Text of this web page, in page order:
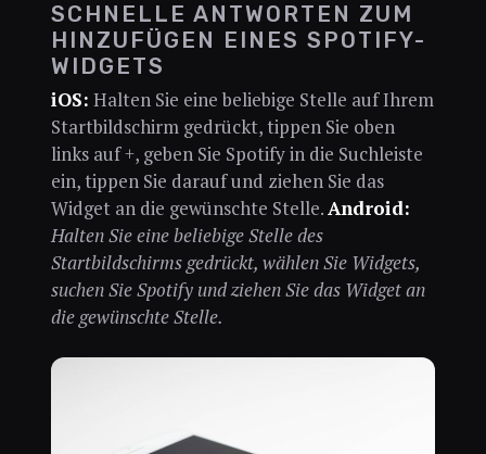
SCHNELLE ANTWORTEN ZUM
HINZUFÜGEN EINES SPOTIFY-
WIDGETS
iOS: Halten Sie eine beliebige Stelle auf Ihrem
Startbildschirm gedrückt, tippen Sie oben
links auf +, geben Sie Spotify in die Suchleiste
ein, tippen Sie darauf und ziehen Sie das
Widget an die gewünschte Stelle.Android:
Halten Sie eine beliebige Stelle des
Startbildschirms gedrückt, wählen Sie Widgets,
suchen Sie Spotify und ziehen Sie das Widget an
die gewünschte Stelle.